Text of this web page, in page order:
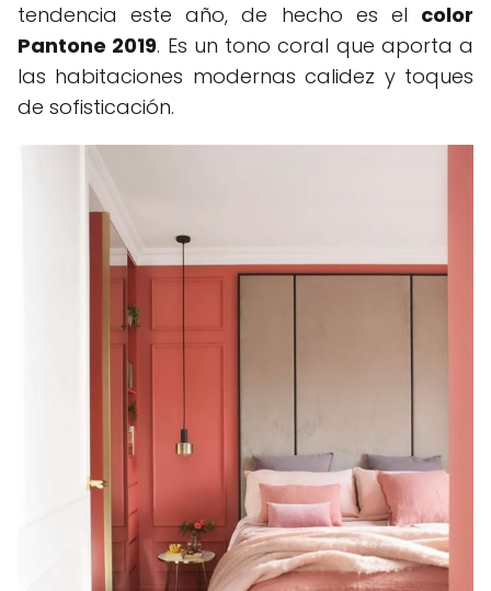
tendencia este año, de hecho es el color
Pantone 2019. Es un tono coral que aporta a
las habitaciones modernas calidez y toques
de sofisticación.